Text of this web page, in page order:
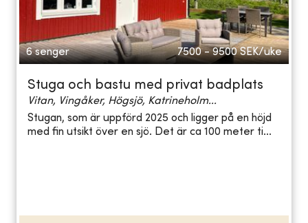
6 senger 7500 - 9500 SEK/uke
Stuga och bastu med privat badplats
Vitan, Vingåker, Högsjö, Katrineholm...
Stugan, som är uppförd 2025 och ligger på en höjd
med fin utsikt över en sjö. Det är ca 100 meter ti...